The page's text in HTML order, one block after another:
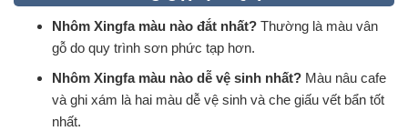
Nhôm Xingfa màu nào đắt nhất? Thường là màu vân
gỗ do quy trình sơn phức tạp hơn.
Nhôm Xingfa màu nào dễ vệ sinh nhất? Màu nâu cafe
và ghi xám là hai màu dễ vệ sinh và che giấu vết bẩn tốt
nhất.